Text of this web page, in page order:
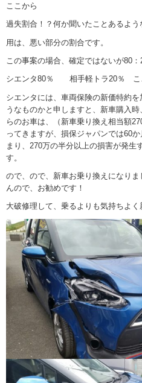
ここから
過失割合！？何か聞いたことあるよう
用は、悪い部分の割合です。
この事案の場合、確定ではないが80：
シエンタ80％ 相手軽トラ20％ こ
シエンタには、車両保険の新価特約
うなものかと申しますと、新車購入
らのお車は、（新車乗り換え相当額
ってきますが、損保ジャパンでは60
まり、270万の半分以上の損害が発生
す。
ので、ので、新車お乗り換えになり
んので、お勧めです！
大破修理して、乗るよりも気持